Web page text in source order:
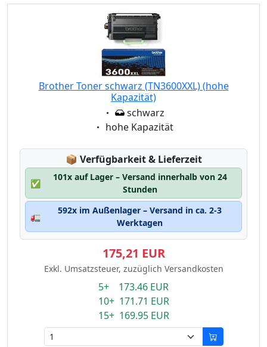
Brother Toner schwarz (TN3600XXL) (hohe
Kapazität)
Eigenschaft:
schwarz
Eigenschaft:
hohe Kapazität
📦 Lagerstatus:
Verfügbarkeit & Lieferzeit
✅
101x auf Lager – Versand innerhalb von 24
Stunden
🚛
592x im Außenlager – Versand in ca. 2-3
Werktagen
175,21 EUR
Exkl. Umsatzsteuer, zuzüglich Versandkosten
5+ 173.46 EUR
10+ 171.71 EUR
15+ 169.95 EUR